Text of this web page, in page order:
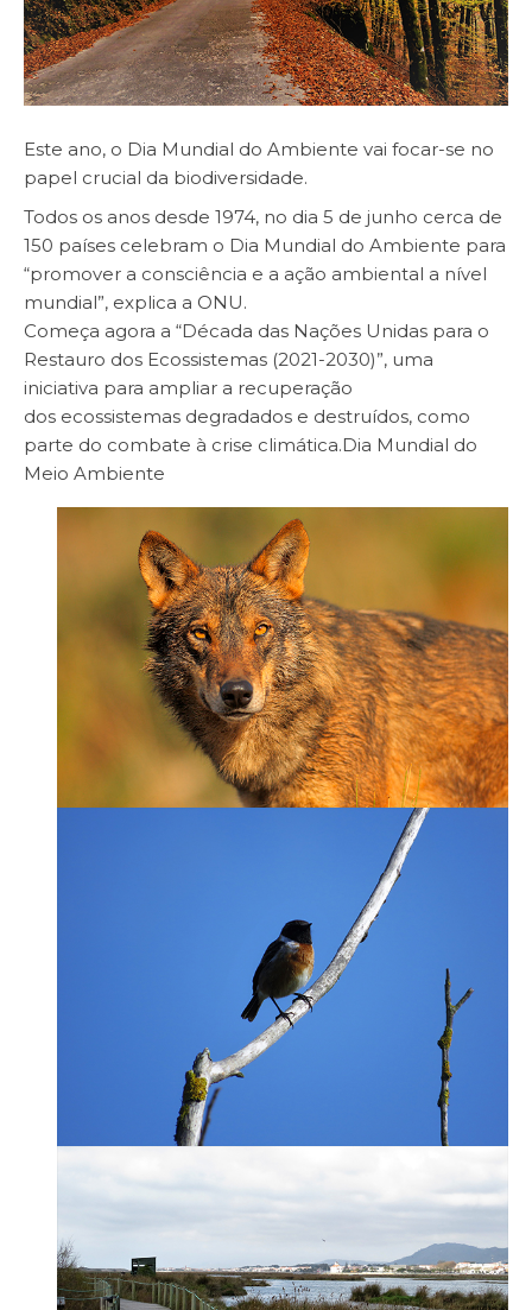
Este ano, o Dia Mundial do Ambiente vai focar-se no
papel crucial da biodiversidade.
Todos os anos desde 1974, no dia 5 de junho cerca de
150 países celebram o Dia Mundial do Ambiente para
“promover a consciência e a ação ambiental a nível
mundial”, explica a ONU.
Começa agora a “Década das Nações Unidas para o
Restauro dos Ecossistemas (2021-2030)”, uma
iniciativa para ampliar a recuperação
dos ecossistemas degradados e destruídos, como
parte do combate à crise climática.Dia Mundial do
Meio Ambiente